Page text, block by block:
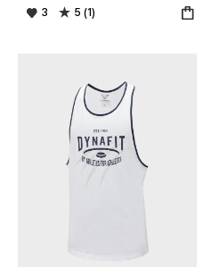
3 5 (1)